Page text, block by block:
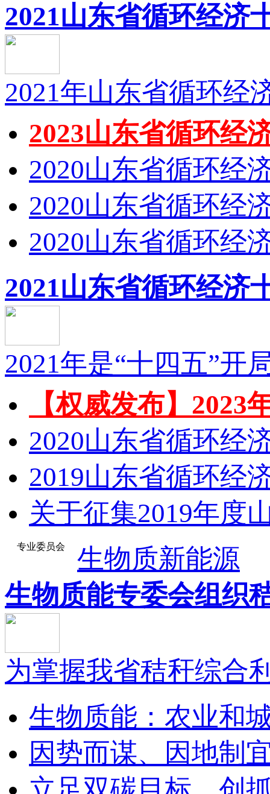
2021山东省循环经济
2021年山东省循环经
2023山东省循环经
2020山东省循环经
2020山东省循环经
2020山东省循环经
2021山东省循环经济
2021年是“十四五”开
【权威发布】2023
2020山东省循环经
2019山东省循环经
关于征集2019年度
专业委员会
生物质新能源
生物质能专委会组织
为掌握我省秸秆综合
生物质能：农业和
因势而谋、因地制